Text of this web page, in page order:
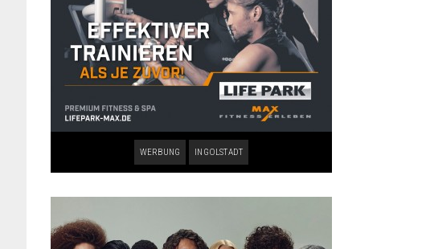
WERBUNG INGOLSTADT